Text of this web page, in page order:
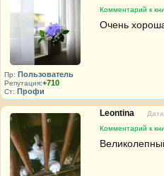
Пр: Пользователь
Репутация:+710
Ст: Профи
Комментарий к
Очень
Leontina
Комментарий к